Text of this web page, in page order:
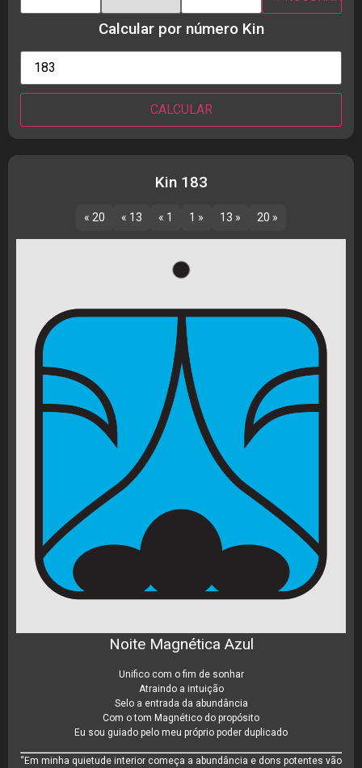
Calcular por número Kin
Kin 183
« 20 « 13 « 1 1 » 13 » 20 »
Noite Magnética Azul
Unifico com o fim de sonhar
Atraindo a intuição
Selo a entrada da abundância
Com o tom Magnético do propósito
Eu sou guiado pelo meu próprio poder duplicado
“Em minha quietude interior começa a abundância e dons potentes vão